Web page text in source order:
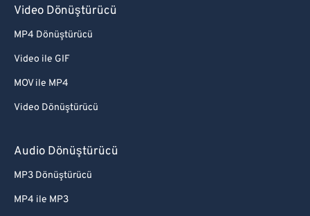
Video Dönüştürücü
MP4 Dönüştürücü
Video ile GIF
MOV ile MP4
Video Dönüştürücü
Audio Dönüştürücü
MP3 Dönüştürücü
MP4 ile MP3